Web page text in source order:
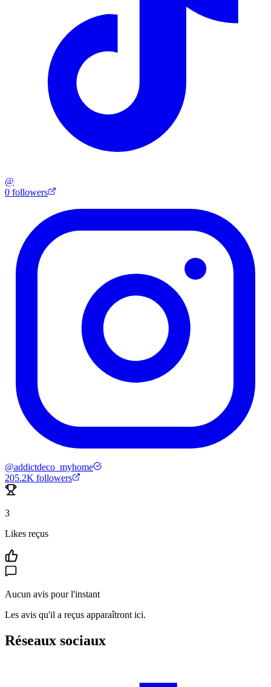
@
0 followers
@addictdeco_myhome
205.2K followers
3
Likes reçus
Aucun avis pour l'instant
Les avis qu'il a reçus apparaîtront ici.
Réseaux sociaux